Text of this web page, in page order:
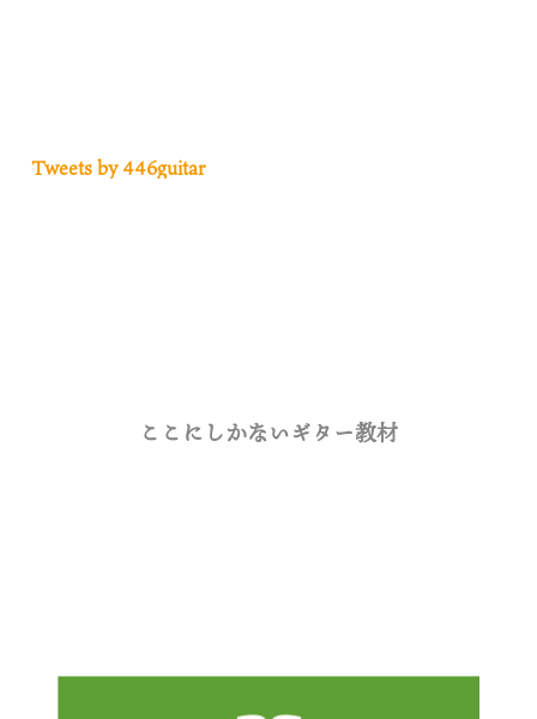
Tweets by 446guitar
ここにしかないギター教材